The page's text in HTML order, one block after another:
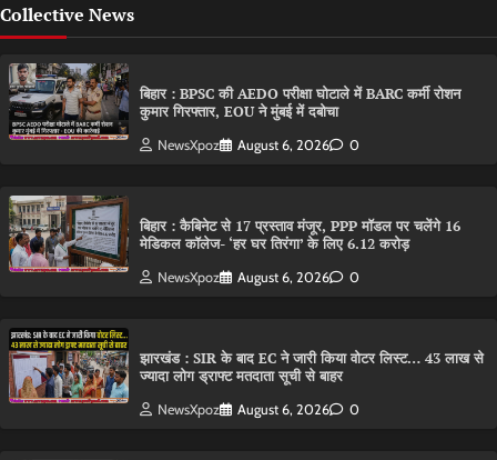
Collective News
बिहार : BPSC की AEDO परीक्षा घोटाले में BARC कर्मी रोशन
कुमार गिरफ्तार, EOU ने मुंबई में दबोचा
NewsXpoz August 6, 2026 0
बिहार : कैबिनेट से 17 प्रस्ताव मंजूर, PPP मॉडल पर चलेंगे 16
मेडिकल कॉलेज- ‘हर घर तिरंगा’ के लिए 6.12 करोड़
NewsXpoz August 6, 2026 0
झारखंड : SIR के बाद EC ने जारी किया वोटर लिस्ट… 43 लाख से
ज्यादा लोग ड्राफ्ट मतदाता सूची से बाहर
NewsXpoz August 6, 2026 0